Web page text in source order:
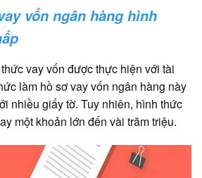
vốn ngân hàng hình
vay vốn được thực hiện với tài
làm hồ sơ vay vốn ngân hàng này
nhiều giấy tờ. Tuy nhiên, hình thức
một khoản lớn đến vài trăm triệu.